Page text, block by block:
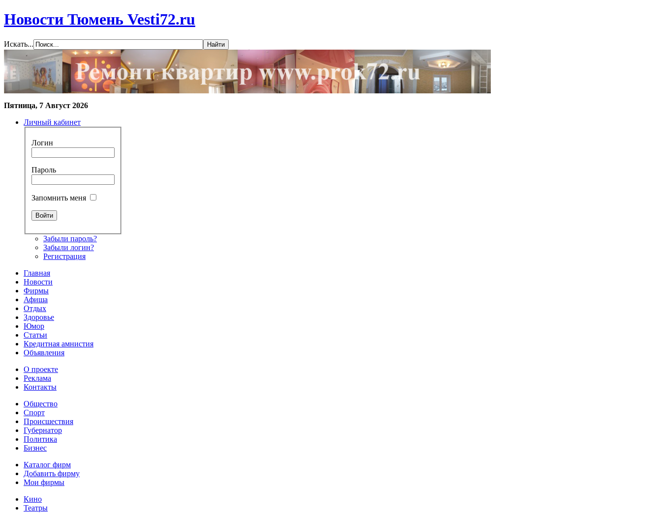
Новости Тюмень Vesti72.ru
Искать...
Пятница, 7 Август 2026
Личный кабинет
Логин
Пароль
Запомнить меня
Забыли пароль?
Забыли логин?
Регистрация
Главная
Новости
Фирмы
Афиша
Отдых
Здоровье
Юмор
Статьи
Кредитная амнистия
Объявления
О проекте
Реклама
Контакты
Общество
Спорт
Происшествия
Губернатор
Политика
Бизнес
Каталог фирм
Добавить фирму
Мои фирмы
Кино
Театры